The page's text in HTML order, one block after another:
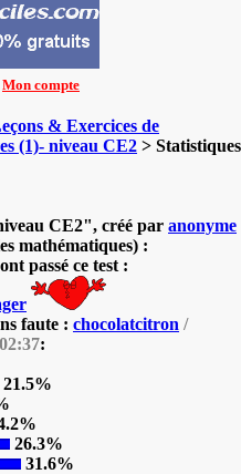
Mon compte
& Exercices de
(1)- niveau CE2 > Statistiques
CE2", créé par anonyme
mathématiques) :
passé ce test :
faute : chocolatcitron /
:
21.5%
26.3%
31.6%